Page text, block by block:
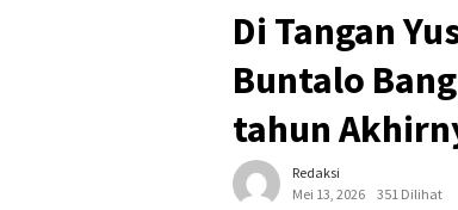
Di Tangan
Buntalo
tahun
Redaksi
Mei 13, 2026
351 Dilihat